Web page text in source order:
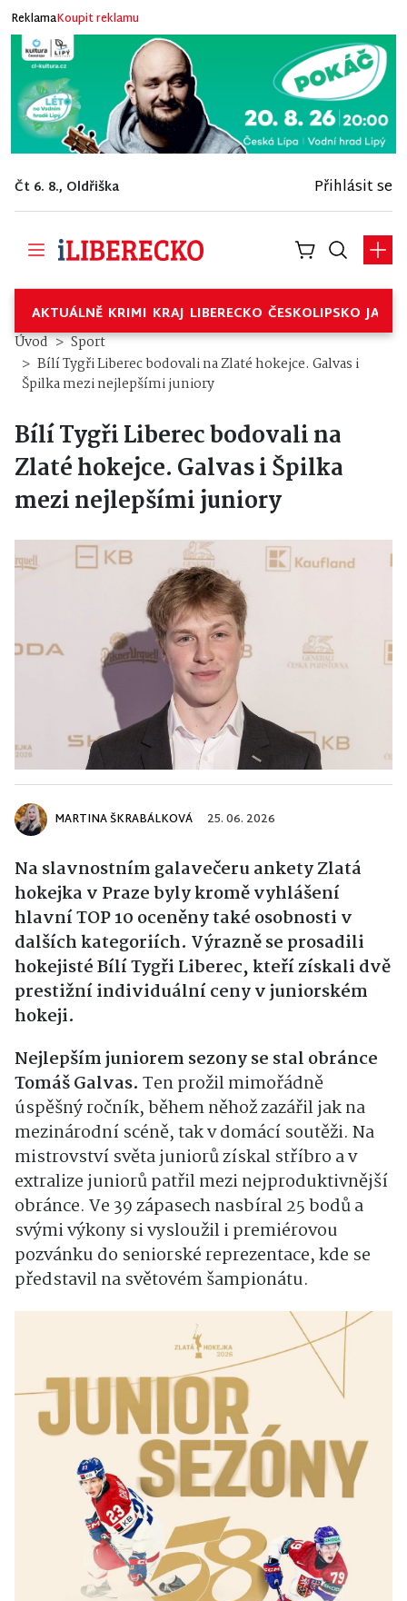
ReklamaKoupit reklamu
Čt 6. 8., Oldřiška Přihlásit se
AKTUÁLNĚ KRIMI KRAJ LIBERECKO ČESKOLIPSKO
Úvod
Sport
Bílí Tygři Liberec bodovali na Zlaté hokejce. Galvas i
Špilka mezi nejlepšími juniory
Bílí Tygři Liberec bodovali na
Zlaté hokejce. Galvas i Špilka
mezi nejlepšími juniory
MARTINA ŠKRABÁLKOVÁ 25. 06. 2026
Na slavnostním galavečeru anketyZlatá
hokejka v Praze byly kromě vyhlášení
hlavní TOP 10 oceněny také osobnosti v
dalších kategoriích. Výrazně se prosadili
hokejistéBílí Tygři Liberec, kteří získali dvě
prestižní individuální ceny v juniorském
hokeji.
Nejlepším juniorem sezony se stal obránce
Tomáš Galvas. Ten prožil mimořádně
úspěšný ročník, během něhož zazářil jak na
mezinárodní scéně, tak v domácí soutěži. Na
mistrovství světa juniorů získal stříbro a v
extralize juniorů patřil mezi nejproduktivnější
obránce. Ve 39 zápasech nasbíral 25 bodů a
svými výkony si vysloužil i premiérovou
pozvánku do seniorské reprezentace, kde se
představil na světovém šampionátu.